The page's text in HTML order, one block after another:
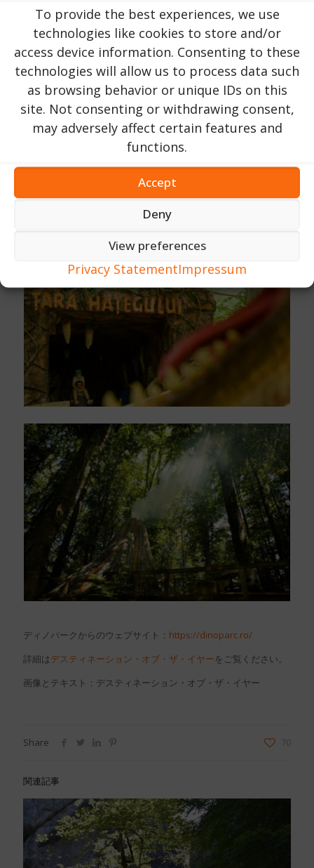
To provide the best experiences, we use
technologies like cookies to store and/or
access device information. Consenting to these
technologies will allow us to process data such
as browsing behavior or unique IDs on this
site. Not consenting or withdrawing consent,
may adversely affect certain features and
functions.
Accept
Deny
View preferences
Privacy StatementImpressum
ディノパークからのウェブサイト： https://dinoparc.ro/
詳細はデスティネーション・オブ・ザ・イヤーをご覧ください。
画像とテキスト：デスティネーション・オブ・ザ・イヤー
Share 70
関連記事